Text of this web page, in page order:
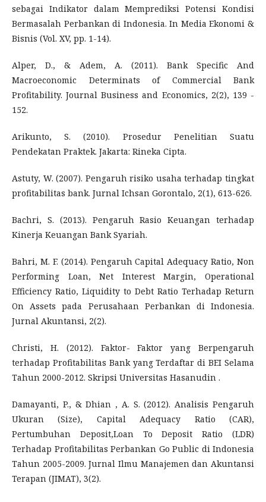
sebagai Indikator dalam Memprediksi Potensi Kondisi
Bermasalah Perbankan di Indonesia. In Media Ekonomi &
Bisnis (Vol. XV, pp. 1-14).
Alper, D., & Adem, A. (2011). Bank Specific And
Macroeconomic Determinats of Commercial Bank
Profitability. Journal Business and Economics, 2(2), 139 -
152.
Arikunto, S. (2010). Prosedur Penelitian Suatu
Pendekatan Praktek. Jakarta: Rineka Cipta.
Astuty, W. (2007). Pengaruh risiko usaha terhadap tingkat
profitabilitas bank. Jurnal Ichsan Gorontalo, 2(1), 613-626.
Bachri, S. (2013). Pengaruh Rasio Keuangan terhadap
Kinerja Keuangan Bank Syariah.
Bahri, M. F. (2014). Pengaruh Capital Adequacy Ratio, Non
Performing Loan, Net Interest Margin, Operational
Efficiency Ratio, Liquidity to Debt Ratio Terhadap Return
On Assets pada Perusahaan Perbankan di Indonesia.
Jurnal Akuntansi, 2(2).
Christi, H. (2012). Faktor- Faktor yang Berpengaruh
terhadap Profitabilitas Bank yang Terdaftar di BEI Selama
Tahun 2000-2012. Skripsi Universitas Hasanudin .
Damayanti, P., & Dhian , A. S. (2012). Analisis Pengaruh
Ukuran (Size), Capital Adequacy Ratio (CAR),
Pertumbuhan Deposit,Loan To Deposit Ratio (LDR)
Terhadap Profitabilitas Perbankan Go Public di Indonesia
Tahun 2005-2009. Jurnal Ilmu Manajemen dan Akuntansi
Terapan (JIMAT), 3(2).